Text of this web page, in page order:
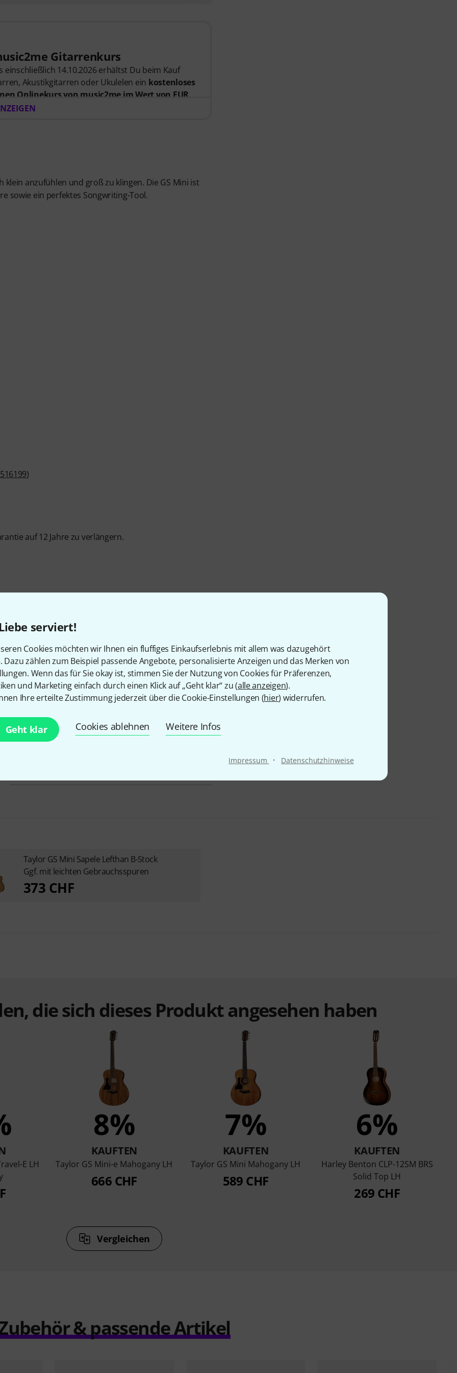
serviert!
Cookies möchten wir Ihnen ein fluffiges Einkaufserlebnis mit allem was dazugehört
Dazu zählen zum Beispiel passende Angebote, personalisierte Anzeigen und das Merken von
Wenn das für Sie okay ist, stimmen Sie der Nutzung von Cookies für Präferenzen,
und Marketing einfach durch einen Klick auf „Geht klar“ zu (alle anzeigen).
Ihre erteilte Zustimmung jederzeit über die Cookie-Einstellungen (hier) widerrufen.
Geht klar Cookies ablehnen Weitere Infos
Impressum · Datenschutzhinweise
Gitarrenkurs
einschließlich 14.10.2026 erhältst Du beim Kauf
Akustikgitarren oder Ukulelen ein kostenloses
Onlinekurs von music2me im Wert von EUR
Bestellung bekommst du den Freischaltcode
und Fortgeschrittene – von Pop, Rock und
Support per Chat, Noten zum
klein anzufühlen und groß zu klingen. Die GS Mini ist
sowie ein perfektes Songwriting-Tool.
516199)
auf 12 Jahre zu verlängern.
Artikelnummer
Bauweise GS Mini
Boden und Zargen Sapele
Griffbrett Ebenholz
20
Taylor GS Mini Sapele Lefthan B-Stock
Ggf. mit leichten Gebrauchsspuren
373 CHF
die sich dieses Produkt angesehen haben
E LH
8%
KAUFTEN
Taylor GS Mini-e Mahogany LH
666 CHF
7%
KAUFTEN
Taylor GS Mini Mahogany LH
589 CHF
6%
KAUFTEN
Harley Benton CLP-12SM BRS
Solid Top LH
269 CHF
Vergleichen
& passende Artikel